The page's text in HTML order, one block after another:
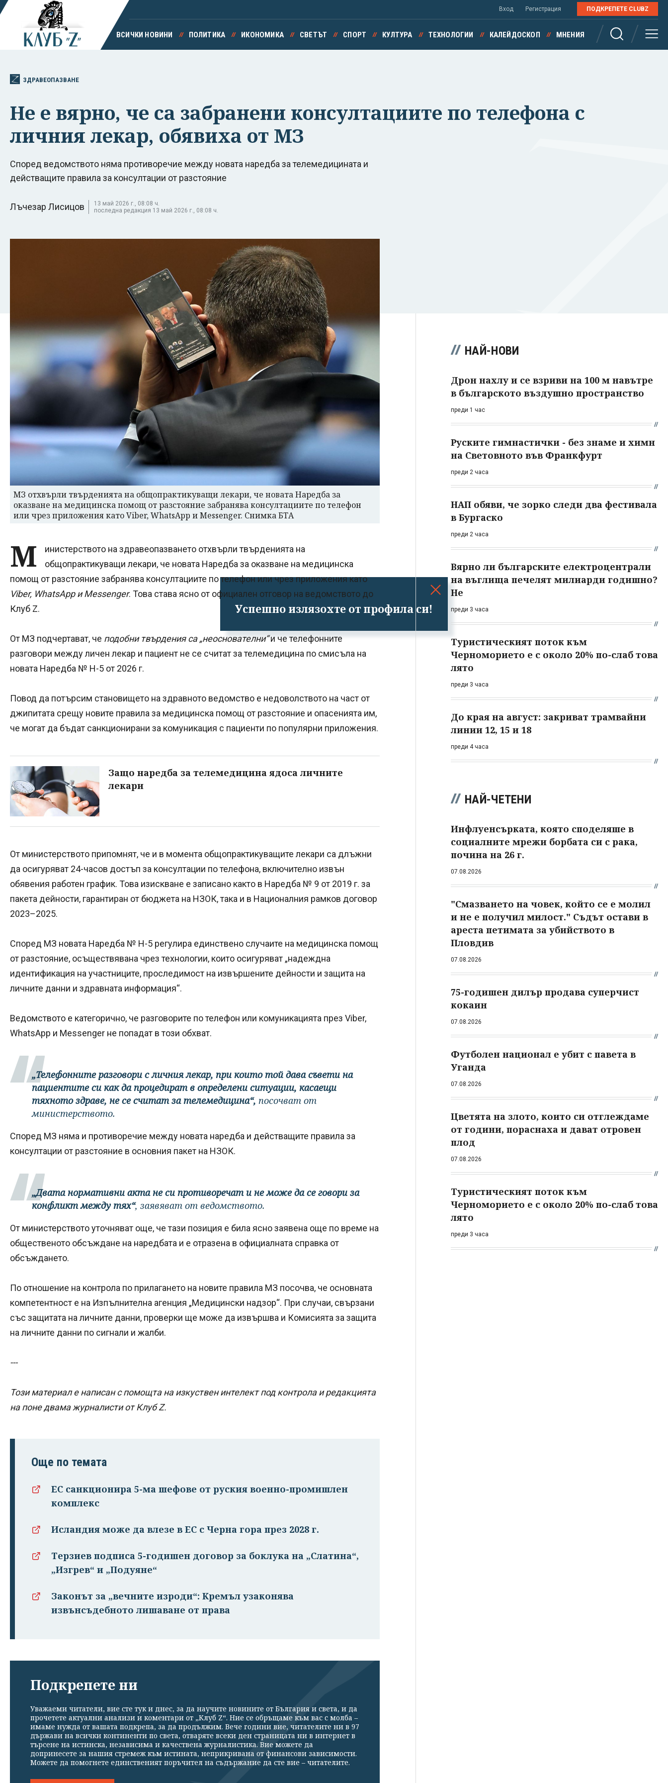
Успешно излязохте от профила си!
Вход Регистрация ПОДКРЕПЕТЕ CLUBZ
ВСИЧКИ НОВИНИ ПОЛИТИКА ИКОНОМИКА СВЕТЪТ СПОРТ КУЛТУРА ТЕХНОЛОГИИ КАЛЕЙДОСКОП МНЕНИЯ
ЗДРАВЕОПАЗВАНЕ
Не е вярно, че са забранени консултациите по телефона с
личния лекар, обявиха от МЗ
Според ведомството няма противоречие между новата наредба за телемедицината и
действащите правила за консултации от разстояние
Лъчезар Лисицов
13 май 2026 г., 08:08 ч.
последна редакция 13 май 2026 г., 08:08 ч.
МЗ отхвърли твърденията на общопрактикуващи лекари, че новата Наредба за
оказване на медицинска помощ от разстояние забранява консултациите по телефон
или чрез приложения като Viber, WhatsApp и Messenger. Снимка БТА
М
инистерството на здравеопазването отхвърли твърденията на
общопрактикуващи лекари, че новата Наредба за оказване на медицинска
помощ от разстояние забранява консултациите по телефон или чрез приложения като
Viber, WhatsApp и Messenger. Това става ясно от официален отговор на ведомството до
Клуб Z.
От МЗ подчертават, че подобни твърдения са „неоснователни“и че телефонните
разговори между личен лекар и пациент не се считат за телемедицина по смисъла на
новата Наредба № Н-5 от 2026 г.
Повод да потърсим становището на здравното ведомство е недоволството на част от
джипитата срещу новите правила за медицинска помощ от разстояние и опасенията им,
че могат да бъдат санкционирани за комуникация с пациенти по популярни приложения.
Защо наредба за телемедицина ядоса личните
лекари
От министерството припомнят, че и в момента общопрактикуващите лекари са длъжни
да осигуряват 24-часов достъп за консултации по телефона, включително извън
обявения работен график. Това изискване е записано както в Наредба № 9 от 2019 г. за
пакета дейности, гарантиран от бюджета на НЗОК, така и в Националния рамков договор
2023–2025.
Според МЗ новата Наредба № Н-5 регулира единствено случаите на медицинска помощ
от разстояние, осъществявана чрез технологии, които осигуряват „надеждна
идентификация на участниците, проследимост на извършените дейности и защита на
личните данни и здравната информация“.
Ведомството е категорично, че разговорите по телефон или комуникацията през Viber,
WhatsApp и Messenger не попадат в този обхват.
„Телефонните разговори с личния лекар, при които той дава съвети на
пациентите си как да процедират в определени ситуации, касаещи
тяхното здраве, не се считат за телемедицина“, посочват от
министерството.
Според МЗ няма и противоречие между новата наредба и действащите правила за
консултации от разстояние в основния пакет на НЗОК.
„Двата нормативни акта не си противоречат и не може да се говори за
конфликт между тях“, заявяват от ведомството.
От министерството уточняват още, че тази позиция е била ясно заявена още по време на
общественото обсъждане на наредбата и е отразена в официалната справка от
обсъждането.
По отношение на контрола по прилагането на новите правила МЗ посочва, че основната
компетентност е на Изпълнителна агенция „Медицински надзор“. При случаи, свързани
със защитата на личните данни, проверки ще може да извършва и Комисията за защита
на личните данни по сигнали и жалби.
---
Този материал е написан с помощта на изкуствен интелект под контрола и редакцията
на поне двама журналисти от Клуб Z.
Още по темата
ЕС санкционира 5-ма шефове от руския военно-промишлен
комплекс
Исландия може да влезе в ЕС с Черна гора през 2028 г.
Терзиев подписа 5-годишен договор за боклука на „Слатина“,
„Изгрев“ и „Подуяне“
Законът за „вечните изроди“: Кремъл узаконява
извънсъдебното лишаване от права
Подкрепете ни
Уважаеми читатели, вие сте тук и днес, за да научите новините от България и света, и да
прочетете актуални анализи и коментари от „Клуб Z“. Ние се обръщаме към вас с молба –
имаме нужда от вашата подкрепа, за да продължим. Вече години вие, читателите ни в 97
държави на всички континенти по света, отваряте всеки ден страницата ни в интернет в
търсене на истинска, независима и качествена журналистика. Вие можете да
допринесете за нашия стремеж към истината, неприкривана от финансови зависимости.
Можете да помогнете единственият поръчител на съдържание да сте вие – читателите.
НАЙ-НОВИ
Дрон нахлу и се взриви на 100 м навътре
в българското въздушно пространство
преди 1 час
Руските гимнастички - без знаме и химн
на Световното във Франкфурт
преди 2 часа
НАП обяви, че зорко следи два фестивала
в Бургаско
преди 2 часа
Вярно ли българските електроцентрали
на въглища печелят милиарди годишно?
Не
преди 3 часа
Туристическият поток към
Черноморието е с около 20% по-слаб това
лято
преди 3 часа
До края на август: закриват трамвайни
линии 12, 15 и 18
преди 4 часа
НАЙ-ЧЕТЕНИ
Инфлуенсърката, която споделяше в
социалните мрежи борбата си с рака,
почина на 26 г.
07.08.2026
"Смазването на човек, който се е молил
и не е получил милост." Съдът остави в
ареста петимата за убийството в
Пловдив
07.08.2026
75-годишен дилър продава суперчист
кокаин
07.08.2026
Футболен национал е убит с павета в
Уганда
07.08.2026
Цветята на злото, които си отглеждаме
от години, пораснаха и дават отровен
плод
07.08.2026
Туристическият поток към
Черноморието е с около 20% по-слаб това
лято
преди 3 часа